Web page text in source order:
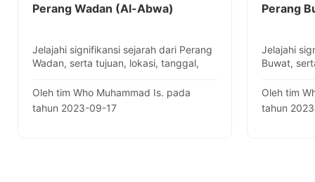
Perang Wadan (Al-Abwa)
Jelajahi signifikansi sejarah dari Perang
Wadan, serta tujuan, lokasi, tanggal,
Oleh tim Who Muhammad Is. pada
tahun 2023-09-17
Perang
Jelajahi
Buwat,
Oleh tim
tahun